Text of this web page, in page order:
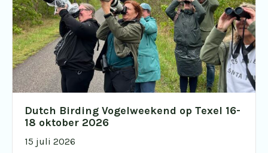
Dutch Birding Vogelweekend op Texel 16-
18 oktober 2026
15 juli 2026